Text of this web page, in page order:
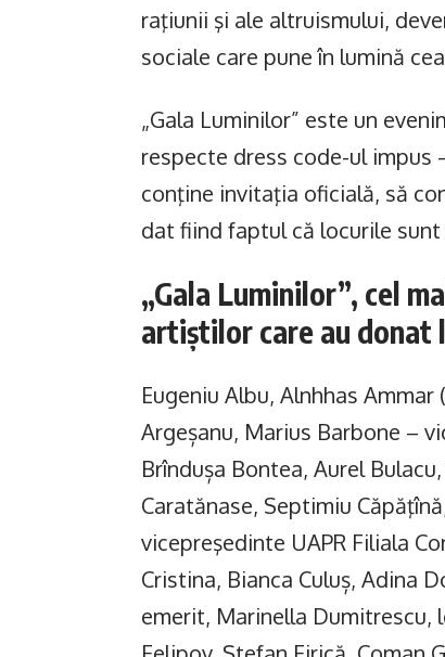
raţiunii şi ale altruismului,
sociale care pune în lumină
„Gala Luminilor” este un
respecte dress code-ul impus
conţine invitaţia oficială, să
dat fiind faptul că locurile
„Gala Luminilor”, cel
artiştilor care au donat
Eugeniu Albu, Alnhhas
Argeșanu, Marius Barbone –
Brîndușa Bontea, Aurel
Caratănase, Septimiu
vicepreşedinte UAPR Filiala
Cristina, Bianca Culuș, Adina
emerit, Marinella Dumitrescu,